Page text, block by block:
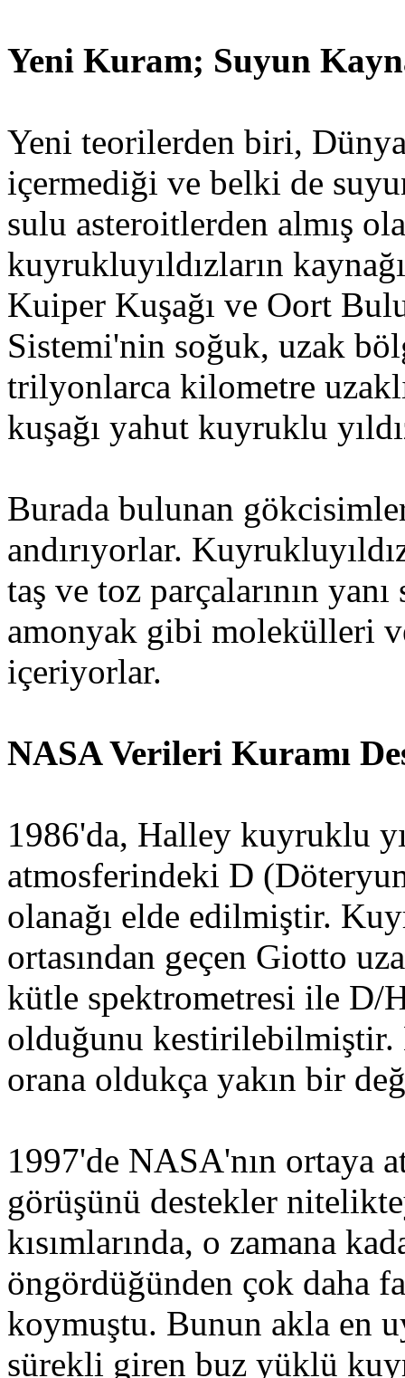
Yeni Kuram; Suyun
Yeni teorilerden biri,
içermediği ve belki de
sulu asteroitlerden almış
kuyrukluyıldızların
Kuiper Kuşağı ve Oort
Sistemi'nin soğuk, uzak
trilyonlarca kilometre
kuşağı yahut kuyruklu
Burada bulunan
andırıyorlar.
taş ve toz parçalarının
amonyak gibi molekülleri
içeriyorlar.
NASA Verileri Kuramı
1986'da, Halley kuyruklu
atmosferindeki D
olanağı elde edilmiştir.
ortasından geçen Giotto
kütle spektrometresi ile D/
olduğunu kestirilebilmiştir.
orana oldukça yakın bir
1997'de NASA'nın ortaya
görüşünü destekler
kısımlarında, o zamana
öngördüğünden çok daha
koymuştu. Bunun akla en
sürekli giren buz yüklü